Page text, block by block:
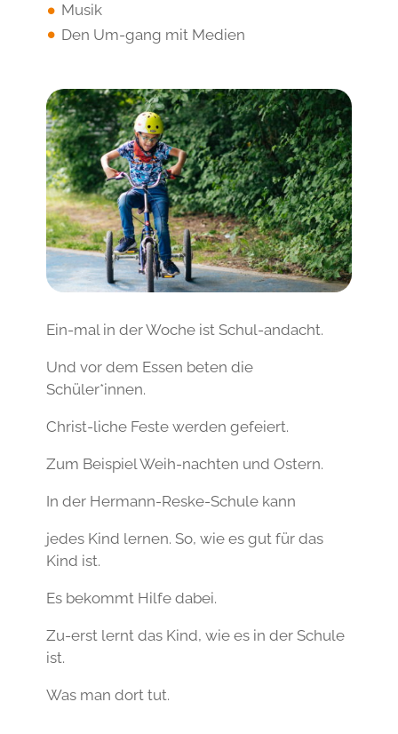
Musik
Den Um-gang mit Medien
Ein-mal in der Woche ist Schul-andacht.
Und vor dem Essen beten die
Schüler*innen.
Christ-liche Feste werden gefeiert.
Zum Beispiel Weih-nachten und Ostern.
In der Hermann-Reske-Schule kann
jedes Kind lernen. So, wie es gut für das
Kind ist.
Es bekommt Hilfe dabei.
Zu-erst lernt das Kind, wie es in der Schule
ist.
Was man dort tut.